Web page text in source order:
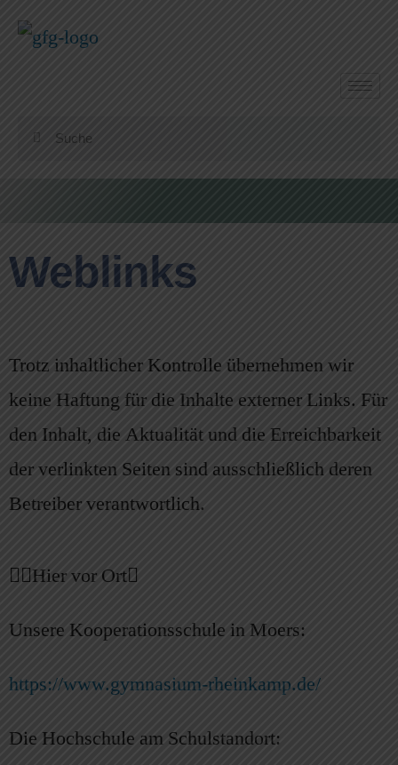
Weblinks
Trotz inhaltlicher Kontrolle übernehmen wir
keine Haftung für die Inhalte externer Links. Für
den Inhalt, die Aktualität und die Erreichbarkeit
der verlinkten Seiten sind ausschließlich deren
Betreiber verantwortlich.
Hier vor Ort
Unsere Kooperationsschule in Moers:
https://www.gymnasium-rheinkamp.de/
Die Hochschule am Schulstandort: